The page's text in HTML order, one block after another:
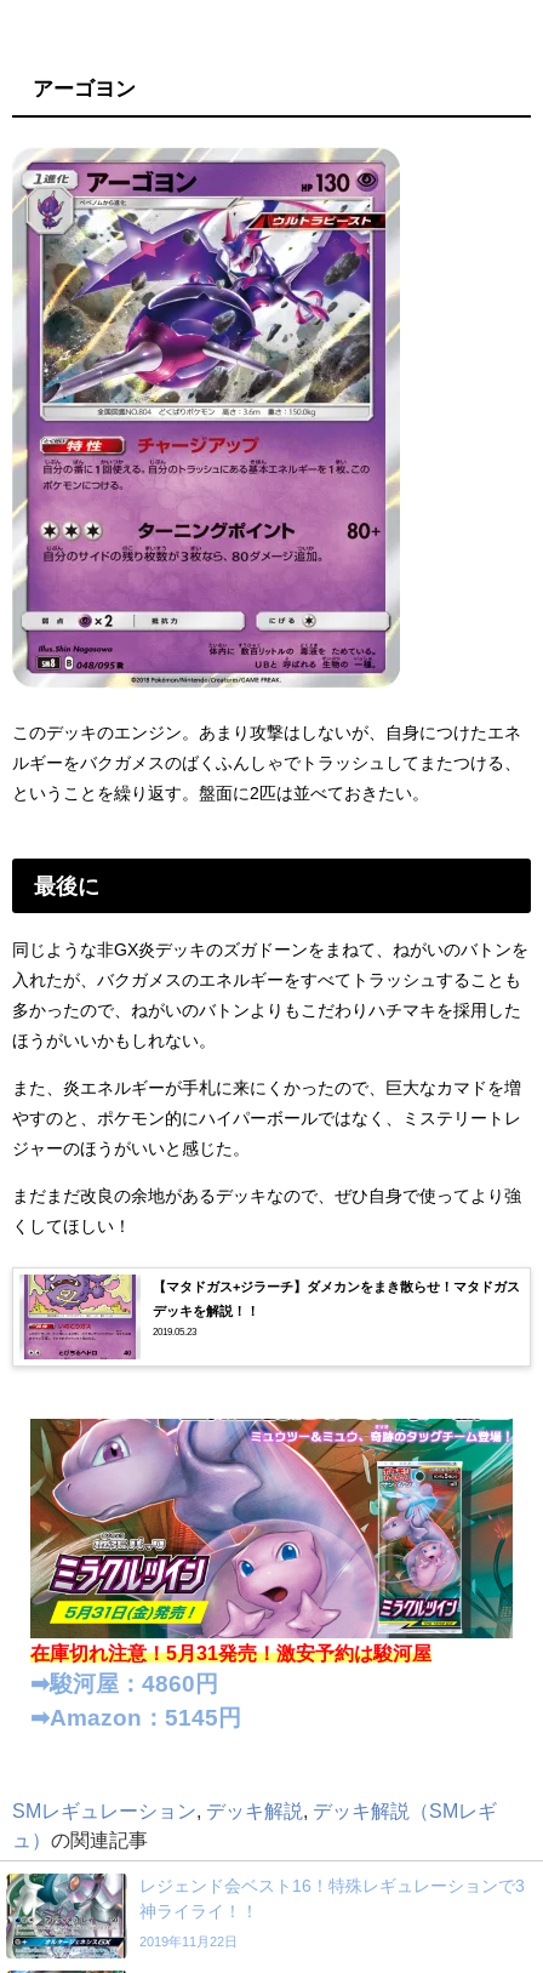
アーゴヨン
このデッキのエンジン。あまり攻撃はしないが、自身につけたエネ
ルギーをバクガメスのばくふんしゃでトラッシュしてまたつける、
ということを繰り返す。盤面に2匹は並べておきたい。
最後に
同じような非GX炎デッキのズガドーンをまねて、ねがいのバトンを
入れたが、バクガメスのエネルギーをすべてトラッシュすることも
多かったので、ねがいのバトンよりもこだわりハチマキを採用した
ほうがいいかもしれない。
また、炎エネルギーが手札に来にくかったので、巨大なカマドを増
やすのと、ポケモン的にハイパーボールではなく、ミステリートレ
ジャーのほうがいいと感じた。
まだまだ改良の余地があるデッキなので、ぜひ自身で使ってより強
くしてほしい！
【マタドガス+ジラーチ】ダメカンをまき散らせ！マタドガス
デッキを解説！！
2019.05.23
在庫切れ注意！5月31発売！激安予約は駿河屋
➡︎駿河屋：4860円
➡︎Amazon：5145円
SMレギュレーション デッキ解説
デッキ解説（SMレギ
ュ） の関連記事
レジェンド会ベスト16！特殊レギュレーションで3
神ライライ！！
2019年11月22日